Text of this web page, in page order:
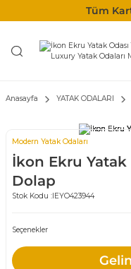
Tüm
Anasayfa YATAK ODALARI
Modern Yatak Odaları
İkon Ekru Yatak
Dolap
Stok Kodu : IEYO423944
Seçenekler